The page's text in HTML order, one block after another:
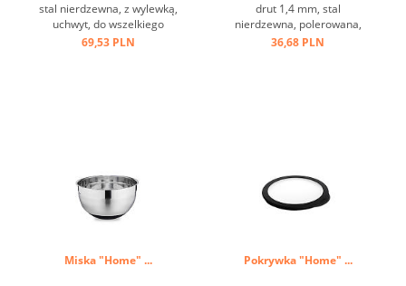
stal nierdzewna, z wylewką,
uchwyt, do wszelkiego
rodzaju kuchenek ...
69,53 PLN
drut 1,4 mm, stal
nierdzewna, polerowana,
uchwyt z oczkiem ...
36,68 PLN
Miska "Home" ... Pokrywka "Home" ...